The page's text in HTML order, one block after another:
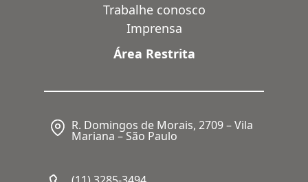
Trabalhe conosco
Imprensa
Área Restrita
R. Domingos de Morais, 2709 – Vila
Mariana – São Paulo